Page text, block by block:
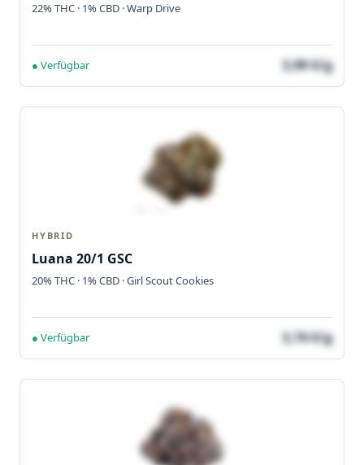
22% THC · 1% CBD · Warp Drive
● Verfügbar 3,99 €/g
HYBRID
Luana 20/1 GSC
20% THC · 1% CBD · Girl Scout Cookies
● Verfügbar 3,74 €/g